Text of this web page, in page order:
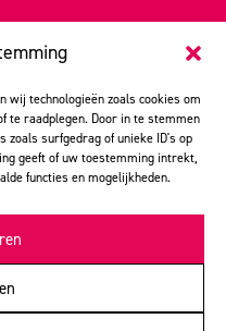
wij technologieën zoals cookies om
te raadplegen. Door in te stemmen
zoals surfgedrag of unieke ID's op
geeft of uw toestemming intrekt,
functies en mogelijkheden.
aan rake
doen we het niet.